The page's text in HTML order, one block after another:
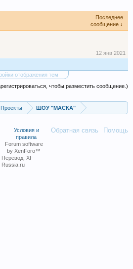
Последнее
сообщение ↓
12 янв 2021
отображения тем
чтобы разместить сообщение.)
ШОУ "МАСКА"
Обратная связь Помощь
Условия и
правила
Forum software
by XenForo™
Перевод: XF-
Russia.ru